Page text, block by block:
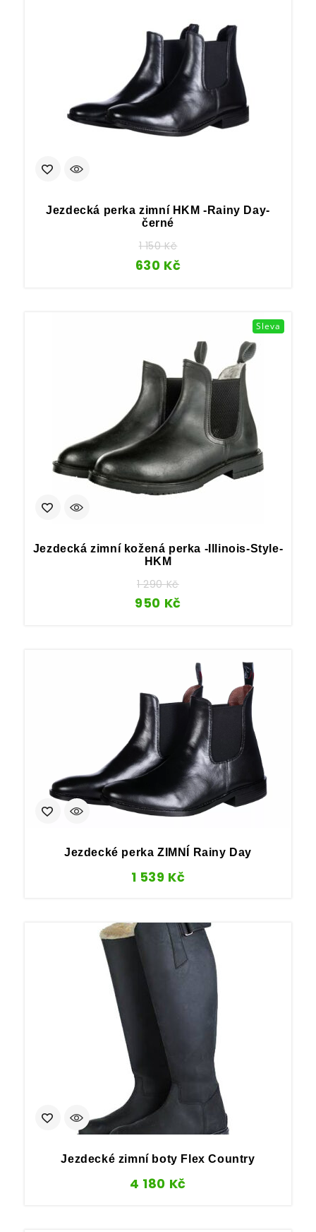
Jezdecká perka zimní HKM -Rainy Day-
černé
1 150Kč
630 Kč
Sleva
Jezdecká zimní kožená perka -Illinois-Style-
HKM
1 290Kč
950 Kč
Jezdecké perka ZIMNÍ Rainy Day
1 539 Kč
Jezdecké zimní boty Flex Country
4 180 Kč